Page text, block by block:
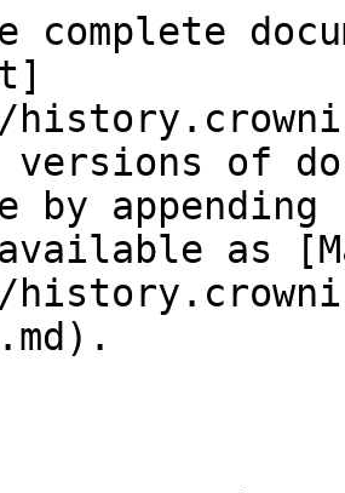
complete
versions of
by
as